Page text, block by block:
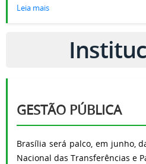
Leia mais
GESTÃO PÚBLICA
Brasília será palco, em junho,
Nacional das Transferências e